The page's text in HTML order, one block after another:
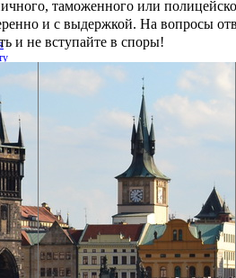
таможенного или
и с выдержкой. На вопросы
и не вступайте в споры!